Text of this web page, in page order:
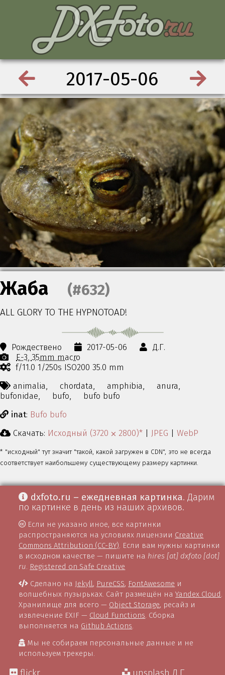
2017-05-06
Жаба (#632)
ALL GLORY TO THE HYPNOTOAD!
Рождествено 2017-05-06
Д.Г.
E-3 35mm macro
f/11.0 1/250s ISO200 35.0 mm
animalia,
chordata, amphibia,
anura,
bufonidae,
bufo,
bufo bufo
inat: Bufo bufo
Скачать: Исходный (3720 ⨉ 2800)* | JPEG | WebP
* "исходный" тут значит "такой, какой загружен в CDN", это не всегда
соответствует наибольшему существующему размеру картинки.
dxfoto.ru – ежедневная картинка. Дарим
по картинке в день из наших архивов.
Если не указано иное, все картинки
распространяются на условиях лицензии Creative
Commons Attribution (CC-BY). Если вам нужны картинки
в исходном качестве — пишите на hires [at] dxfoto [dot]
ru. Registered on Safe Creative
Сделано на Jekyll, PureCSS, FontAwesome и
волшебных пузырьках. Сайт размещён наYandex Cloud .
Хранилище для всего — Object Storage, ресайз и
извлечение EXIF — Cloud Functions. Сборка
выполняется на Github Actions.
Мы не собираем персональные данные и не
используем трекеры.